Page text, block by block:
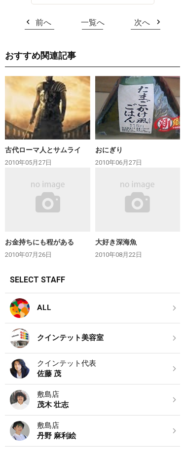
前へ 一覧へ 次へ
おすすめ関連記事
古代ローマ人とサムライ
2010年05月27日
おにぎり
2010年06月27日
お金持ちにも程がある
2010年07月26日
大好き深海魚
2010年08月22日
SELECT STAFF
ALL
クインテット美容室
クインテット代表
佐藤 茂
敷島店
茂木 壮志
敷島店
丹野 麻利絵